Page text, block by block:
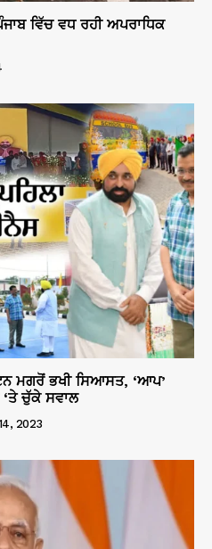
ਵਿੱਚ ਵਧ ਰਹੀ ਅਪਰਾਧਿਕ
ਮਗਰੋਂ ਭਖੀ ਸਿਆਸਤ, ‘ਆਪ’
ਚੁੱਕੇ ਸਵਾਲ
2023